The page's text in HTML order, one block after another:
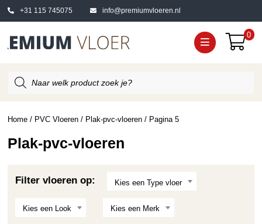
+31 115 745075 info@premiumvloeren.nl
0
zoeken
Home / PVC Vloeren / Plak-pvc-vloeren / Pagina 5
Plak-pvc-vloeren
Filter vloeren op: Kies een Type vloer
Kies een Look Kies een Merk